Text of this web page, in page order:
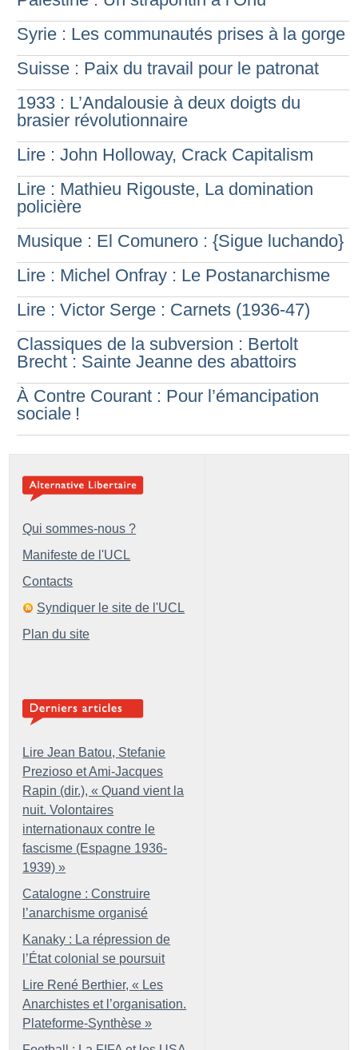
Syrie : Les communautés prises à la gorge
Suisse : Paix du travail pour le patronat
1933 : L’Andalousie à deux doigts du
brasier révolutionnaire
Lire : John Holloway, Crack Capitalism
Lire : Mathieu Rigouste, La domination
policière
Musique : El Comunero : {Sigue luchando}
Lire : Michel Onfray : Le Postanarchisme
Lire : Victor Serge : Carnets (1936-47)
Classiques de la subversion : Bertolt
Brecht : Sainte Jeanne des abattoirs
À Contre Courant : Pour l’émancipation
sociale !
Qui sommes-nous ?
Manifeste de l'UCL
Contacts
Syndiquer le site de l'UCL
Plan du site
Lire Jean Batou, Stefanie
Prezioso et Ami-Jacques
Rapin (dir.), « Quand vient la
nuit. Volontaires
internationaux contre le
fascisme (Espagne 1936-
1939) »
Catalogne : Construire
l’anarchisme organisé
Kanaky : La répression de
l’État colonial se poursuit
Lire René Berthier, « Les
Anarchistes et l’organisation.
Plateforme-Synthèse »